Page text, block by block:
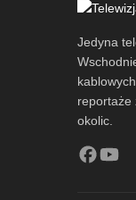
Jedyna
reportaże
okolic.